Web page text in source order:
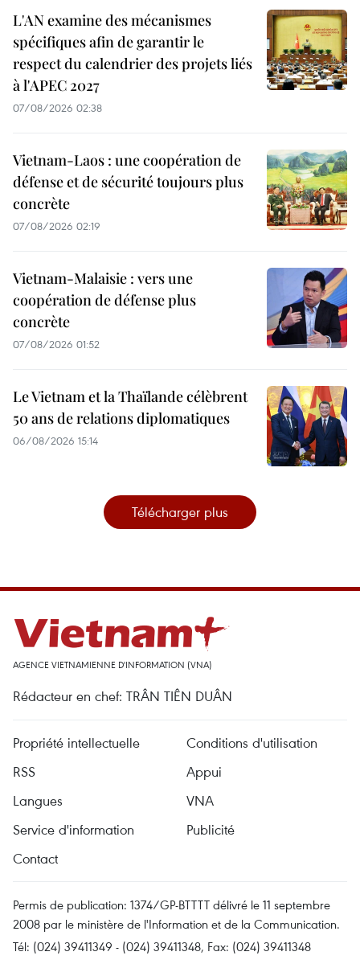
L'AN examine des mécanismes
spécifiques afin de garantir le
respect du calendrier des projets liés
à l'APEC 2027
07/08/2026 02:38
Vietnam-Laos : une coopération de
défense et de sécurité toujours plus
concrète
07/08/2026 02:19
Vietnam-Malaisie : vers une
coopération de défense plus
concrète
07/08/2026 01:52
Le Vietnam et la Thaïlande célèbrent
50 ans de relations diplomatiques
06/08/2026 15:14
Télécharger plus
AGENCE VIETNAMIENNE D'INFORMATION (VNA)
Rédacteur en chef: TRÂN TIÊN DUÂN
Propriété intellectuelle
Conditions d'utilisation
RSS
Appui
Langues
VNA
Service d'information
Publicité
Contact
Permis de publication: 1374/GP-BTTTT délivré le 11 septembre
2008 par le ministère de l'Information et de la Communication.
Tél: (024) 39411349 - (024) 39411348, Fax: (024) 39411348